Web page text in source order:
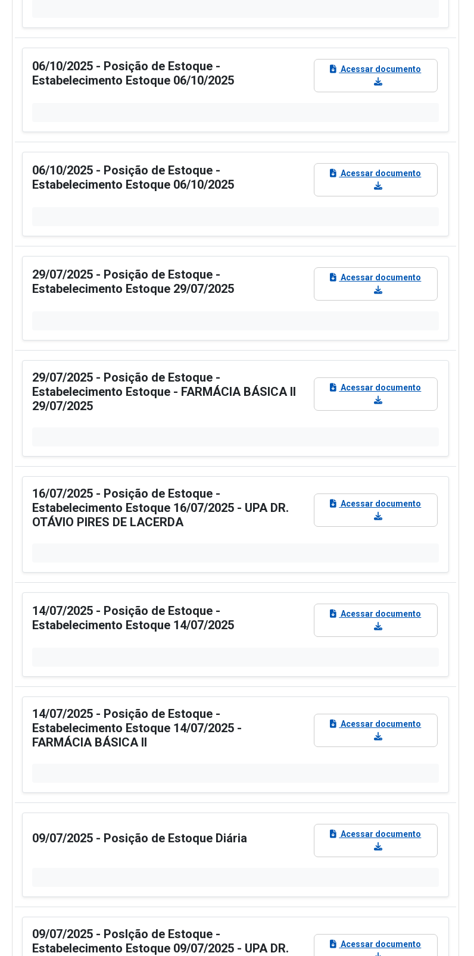
06/10/2025 - Posição de Estoque -
Estabelecimento Estoque 06/10/2025
Acessar documento
06/10/2025 - Posição de Estoque -
Estabelecimento Estoque 06/10/2025
Acessar documento
29/07/2025 - Posição de Estoque -
Estabelecimento Estoque 29/07/2025
Acessar documento
29/07/2025 - Posição de Estoque -
Estabelecimento Estoque - FARMÁCIA BÁSICA II
29/07/2025
Acessar documento
16/07/2025 - Posição de Estoque -
Estabelecimento Estoque 16/07/2025 - UPA DR.
OTÁVIO PIRES DE LACERDA
Acessar documento
14/07/2025 - Posição de Estoque -
Estabelecimento Estoque 14/07/2025
Acessar documento
14/07/2025 - Posição de Estoque -
Estabelecimento Estoque 14/07/2025 -
FARMÁCIA BÁSICA II
Acessar documento
09/07/2025 - Posição de Estoque Diária Acessar documento
09/07/2025 - Poslção de Estoque -
Estabelecimento Estoque 09/07/2025 - UPA DR.
Acessar documento